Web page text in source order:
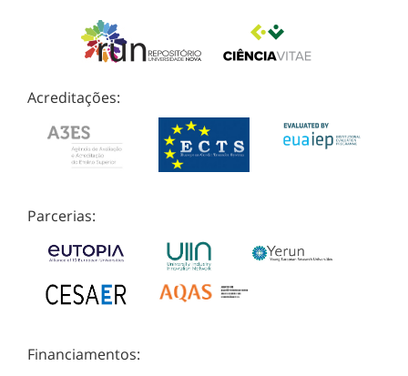
Acreditações:
Parcerias:
Financiamentos: